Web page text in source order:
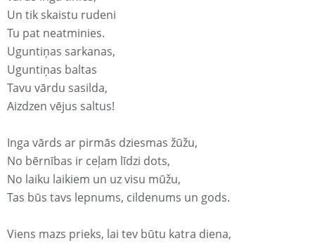
Un tik skaistu rudeni
Tu pat neatminies.
Uguntiņas sarkanas,
Uguntiņas baltas
Tavu vārdu sasilda,
Aizdzen vējus saltus!
Inga vārds ar pirmās dziesmas žūžu,
No bērnības ir ceļam līdzi dots,
No laiku laikiem un uz visu mūžu,
Tas būs tavs lepnums, cildenums un gods.
Viens mazs prieks, lai tev būtu katra diena,